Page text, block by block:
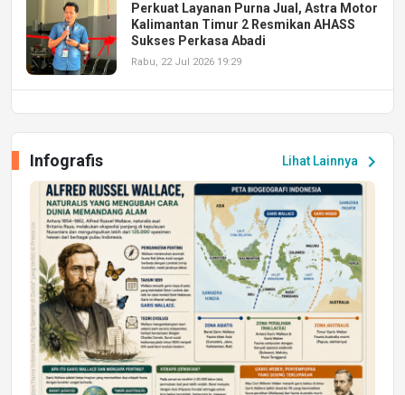
Perkuat Layanan Purna Jual, Astra Motor
Kalimantan Timur 2 Resmikan AHASS
Sukses Perkasa Abadi
Rabu, 22 Jul 2026 19:29
Peluang Kerja dan Magang
Jumat, 17 Jul 2026 22:30
DAERAH
Astra Motor Kalimantan Timur 2 Dukung
Mahasiswa Samarinda dalam Astra
Honda SDGs Future Leaders 2026
Jumat, 10 Jul 2026 19:01
Lihat Lainnya chevron_right
Infografis